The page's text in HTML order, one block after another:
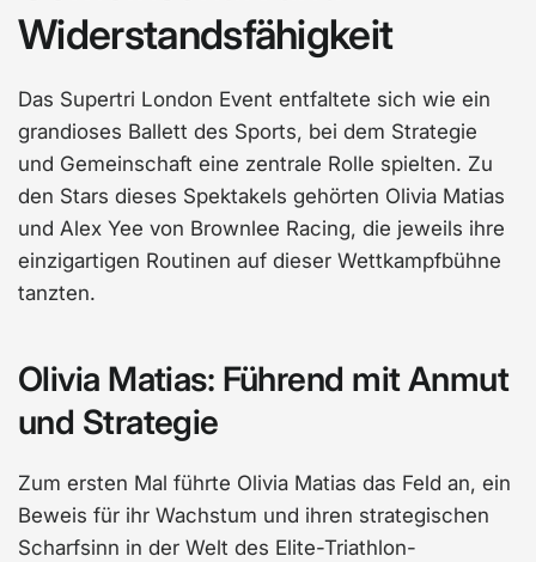
Widerstandsfähigkeit
Das Supertri London Event entfaltete sich wie ein
grandioses Ballett des Sports, bei dem Strategie
und Gemeinschaft eine zentrale Rolle spielten. Zu
den Stars dieses Spektakels gehörten Olivia Matias
und Alex Yee von Brownlee Racing, die jeweils ihre
einzigartigen Routinen auf dieser Wettkampfbühne
tanzten.
Olivia Matias: Führend mit Anmut
und Strategie
Zum ersten Mal führte Olivia Matias das Feld an, ein
Beweis für ihr Wachstum und ihren strategischen
Scharfsinn in der Welt des Elite-Triathlon-